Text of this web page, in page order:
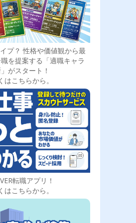
プ？ 性格や価値観から最
を提案する「適職キャラ
がスタート！
はこちらから。
転職アプリ！
はこちらから。